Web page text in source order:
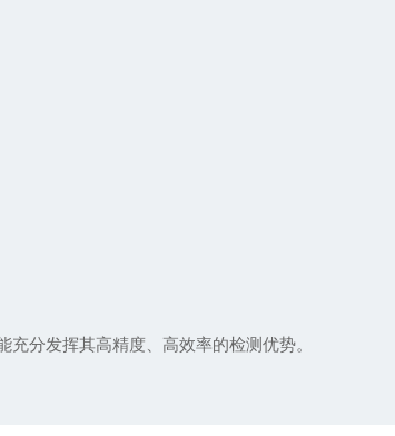
分发挥其高精度、高效率的检测优势。